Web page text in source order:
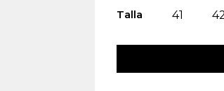
Talla 41 42